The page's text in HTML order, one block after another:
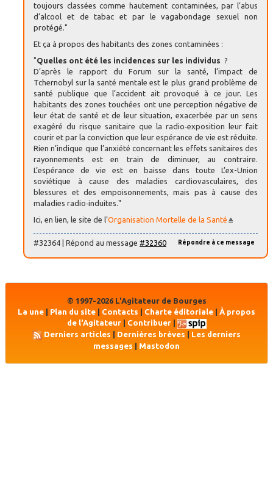
toujours classées comme hautement contaminées, par l’abus
d’alcool et de tabac et par le vagabondage sexuel non
protégé."
Et ça à propos des habitants des zones contaminées :
"Quelles ont été les incidences sur les individus ?
D’après le rapport du Forum sur la santé, l’impact de
Tchernobyl sur la santé mentale est le plus grand problème de
santé publique que l’accident ait provoqué à ce jour. Les
habitants des zones touchées ont une perception négative de
leur état de santé et de leur situation, exacerbée par un sens
exagéré du risque sanitaire que la radio‑exposition leur fait
courir et par la conviction que leur espérance de vie est réduite.
Rien n’indique que l’anxiété concernant les effets sanitaires des
rayonnements est en train de diminuer, au contraire.
L’espérance de vie est en baisse dans toute L’ex-Union
soviétique à cause des maladies cardiovasculaires, des
blessures et des empoisonnements, mais pas à cause des
maladies radio‑induites."
Ici, en lien, le site de l’Organisation Mortelle de la Santé
Répondre à ce message
#32364 | Répond au message #32360
© 1997-2026 L'Agitateur de Bourges
La une
Plan du site Contacts Charte éditoriale
À propos
de l'Agitateur| Contribuer|
Derniers articles
Dernières brèves
Les derniers
messages | Mastodon